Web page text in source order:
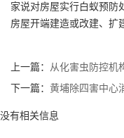
家说对房屋实行白蚁预防
房屋开端建造或改建、扩
上一篇：
从化害虫防控机
下一篇： 黄埔除四害中心
没有相关信息